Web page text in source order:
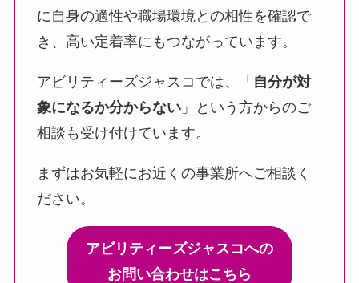
に自身の適性や職場環境との相性を確認で
き、高い定着率にもつながっています。
アビリティーズジャスコでは、「 自分が対
象になるか分からない」という方からのご
相談も受け付けています。
まずはお気軽にお近くの事業所へご相談く
ださい。
アビリティーズジャスコへの
お問い合わせはこちら